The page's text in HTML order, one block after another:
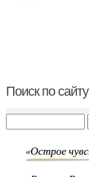
Поиск по сайту
«Острое